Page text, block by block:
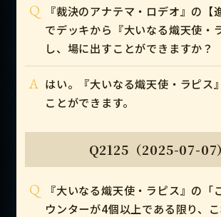
Q
『裁決のアナテマ・ロデオ』の【
でデッキから『大いなる熾天使・
し、場に出すことができますか？
A はい。『大いなる熾天使・ラピス
ことができます。
Q2125（2025-07-07）
Q
『大いなる熾天使・ラピス』の「
ウンターが4個以上である限り、